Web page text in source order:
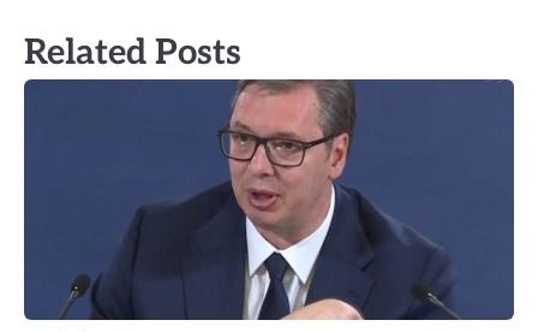
Related Posts